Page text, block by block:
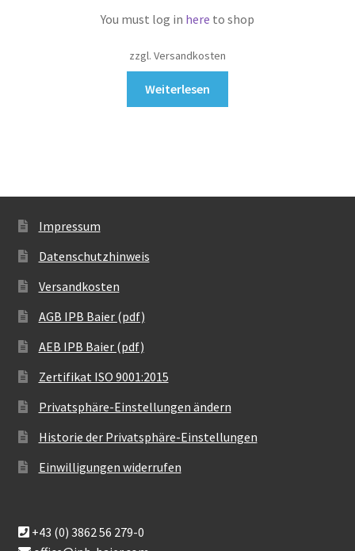
You must log in here to shop
zzgl. Versandkosten
Weiterlesen
Impressum
Datenschutzhinweis
Versandkosten
AGB IPB Baier (pdf)
AEB IPB Baier (pdf)
Zertifikat ISO 9001:2015
Privatsphäre-Einstellungen ändern
Historie der Privatsphäre-Einstellungen
Einwilligungen widerrufen
+43 (0) 3862 56 279-0